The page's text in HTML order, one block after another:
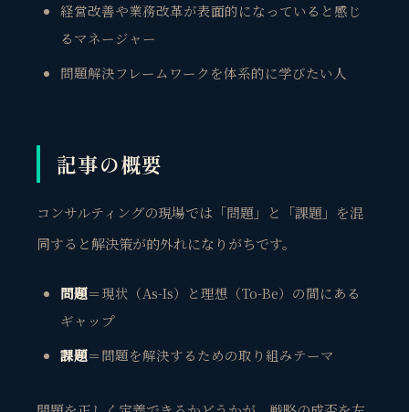
経営改善や業務改革が表面的になっていると感じ
るマネージャー
問題解決フレームワークを体系的に学びたい人
記事の概要
コンサルティングの現場では「問題」と「課題」を混
同すると解決策が的外れになりがちです。
問題＝現状（As-Is）と理想（To-Be）の間にある
ギャップ
課題＝問題を解決するための取り組みテーマ